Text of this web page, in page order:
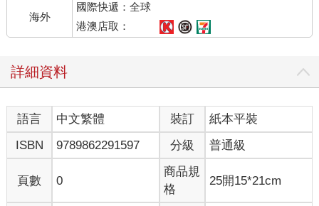
海外
國際快遞：全球
港澳店取：
詳細資料
語言 中文繁體 裝訂
紙本平裝
ISBN
9789862291597 分級 普通級
頁數 0
商品規
格
25開15*21cm